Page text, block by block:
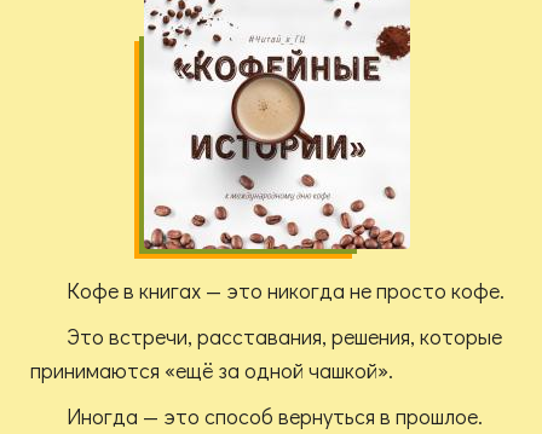
Кофе в книгах — это никогда не просто кофе.
Это встречи, расставания, решения, которые
принимаются «ещё за одной чашкой».
Иногда — это способ вернуться в прошлое.